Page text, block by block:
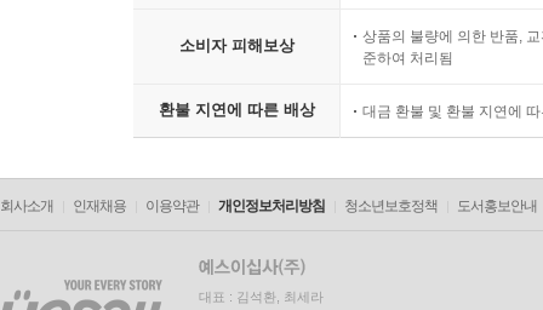
소비자 피해보상
상품의 불량에 의한 반품,
준하여 처리됨
환불 지연에 따른 배상 대금 환불 및 환불 지연에
회사소개 인재채용 이용약관 개인정보처리방침 청소년보호정책 도서홍보안내
대표 : 김석환, 최세라